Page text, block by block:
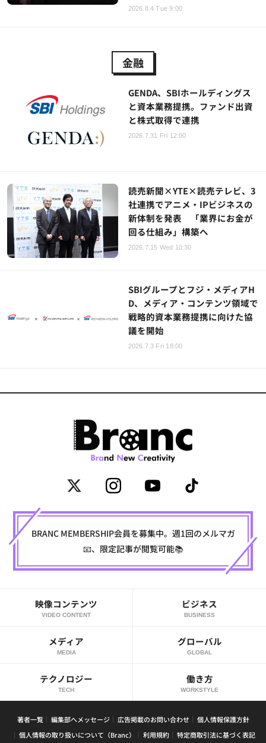
2026.8.4 Tue 9:00
金融
GENDA、SBIホールディングス
と資本業務提携。ファンド出資
と株式取得で連携
2026.7.31 Fri 12:00
読売新聞×YTE×読売テレビ、3
社連携でアニメ・IPビジネスの
新体制を発表 「業界にお金が
回る仕組み」構築へ
2026.7.15 Wed 10:30
SBIグループとフジ・メディアH
D、メディア・コンテンツ領域で
戦略的資本業務提携に向けた協
議を開始
2026.7.3 Fri 18:00
BRANC MEMBERSHIP会員を募集中。週1回のメルマガ
📧、限定記事が閲覧可能📚
映像コンテンツ
VIDEO CONTENT
ビジネス
BUSINESS
メディア
MEDIA
グローバル
GLOBAL
テクノロジー
TECH
働き方
WORKSTYLE
著者一覧 編集部へメッセージ 広告掲載のお問い合わせ
個人情報保護方針
個人情報の取り扱いについて（Branc）
利用規約 特定商取引法に基づく表記